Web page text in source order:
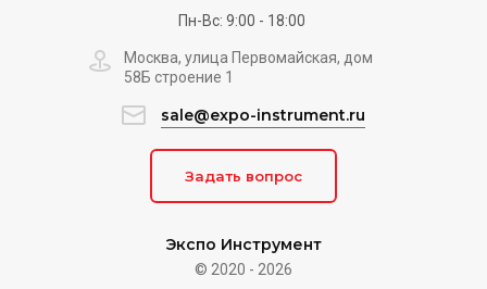
Экспо Инструмент
© 2020 - 2026
Пн-Вс: 9:00 - 18:00
Москва, улица Первомайская, дом
58Б строение 1
sale@expo-instrument.ru
Задать вопрос